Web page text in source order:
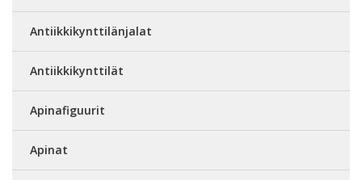
Antiikkikynttilänjalat
Antiikkikynttilät
Apinafiguurit
Apinat